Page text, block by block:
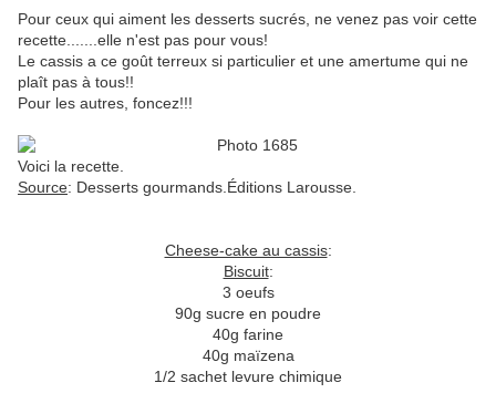
Pour ceux qui aiment les desserts sucrés, ne venez pas voir cette
recette.......elle n'est pas pour vous!
Le cassis a ce goût terreux si particulier et une amertume qui ne
plaît pas à tous!!
Pour les autres, foncez!!!
Voici la recette.
Source: Desserts gourmands.Éditions Larousse.
Cheese-cake au cassis:
Biscuit:
3 oeufs
90g sucre en poudre
40g farine
40g maïzena
1/2 sachet levure chimique